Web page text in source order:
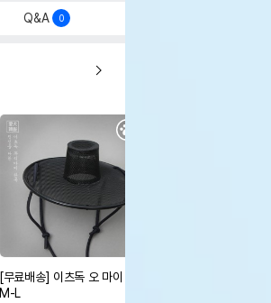
Q&A 0
[무료배송] 이츠독 오 마이 갓
M-L